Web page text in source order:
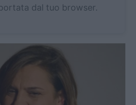
dal tuo browser.